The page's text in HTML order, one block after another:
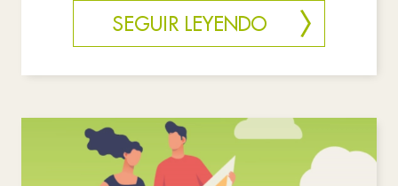
SEGUIR LEYENDO